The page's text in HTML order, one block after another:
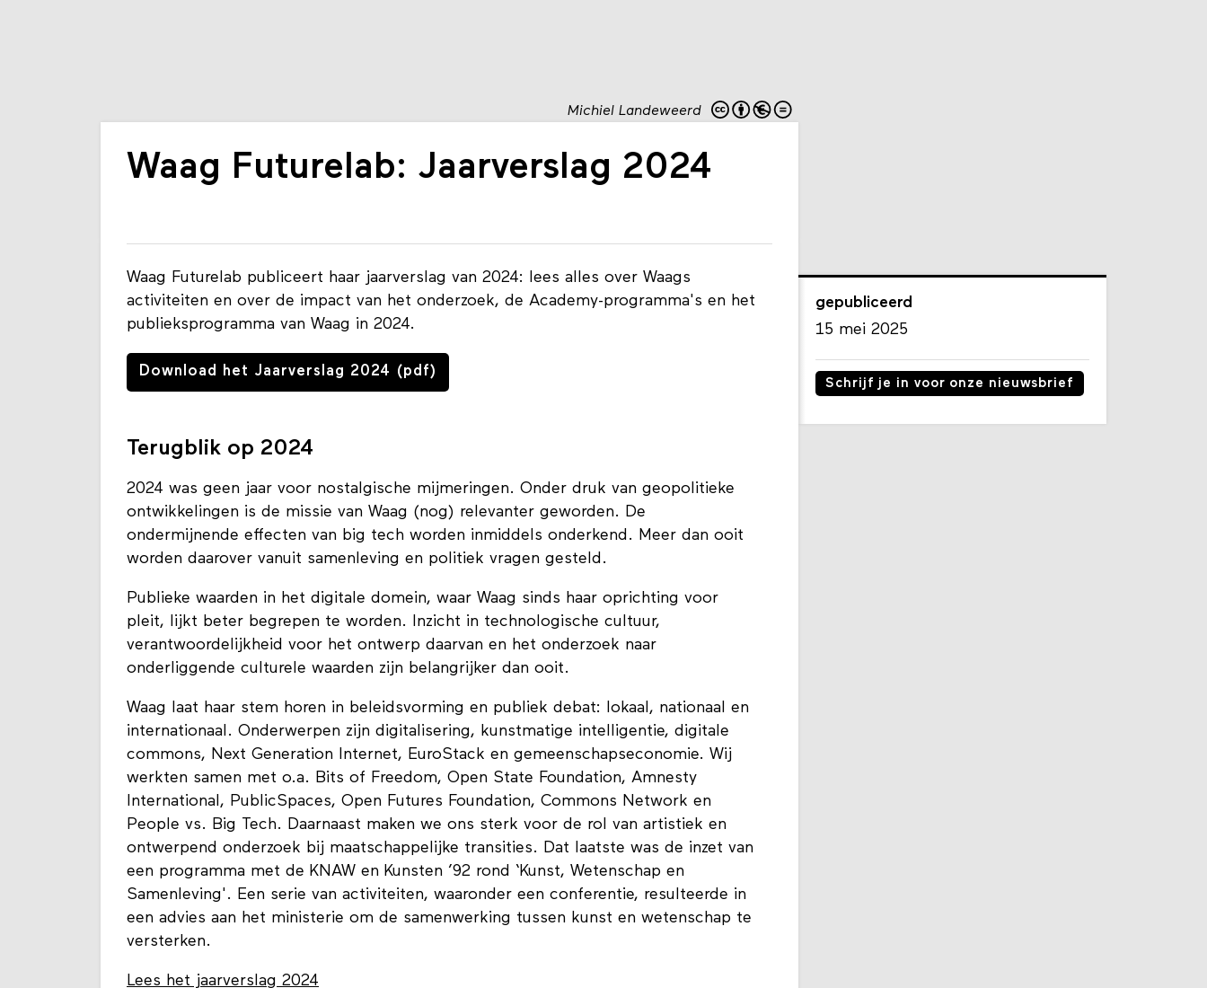
Michiel Landeweerd
Waag Futurelab: Jaarverslag 2024
Waag Futurelab publiceert haar jaarverslag van 2024: lees alles over Waags
activiteiten en over de impact van het onderzoek, de Academy-programma's en het
publieksprogramma van Waag in 2024.
Download het Jaarverslag 2024 (pdf)
Terugblik op 2024
2024 was geen jaar voor nostalgische mijmeringen. Onder druk van geopolitieke
ontwikkelingen is de missie van Waag (nog) relevanter geworden. De
ondermijnende effecten van big tech worden inmiddels onderkend. Meer dan ooit
worden daarover vanuit samenleving en politiek vragen gesteld.
Publieke waarden in het digitale domein, waar Waag sinds haar oprichting voor
pleit, lijkt beter begrepen te worden. Inzicht in technologische cultuur,
verantwoordelijkheid voor het ontwerp daarvan en het onderzoek naar
onderliggende culturele waarden zijn belangrijker dan ooit.
Waag laat haar stem horen in beleidsvorming en publiek debat: lokaal, nationaal en
internationaal. Onderwerpen zijn digitalisering, kunstmatige intelligentie, digitale
commons, Next Generation Internet, EuroStack en gemeenschapseconomie. Wij
werkten samen met o.a. Bits of Freedom, Open State Foundation, Amnesty
International, PublicSpaces, Open Futures Foundation, Commons Network en
People vs. Big Tech. Daarnaast maken we ons sterk voor de rol van artistiek en
ontwerpend onderzoek bij maatschappelijke transities. Dat laatste was de inzet van
een programma met de KNAW en Kunsten ’92 rond ‘Kunst, Wetenschap en
Samenleving'. Een serie van activiteiten, waaronder een conferentie, resulteerde in
een advies aan het ministerie om de samenwerking tussen kunst en wetenschap te
versterken.
Lees het jaarverslag 2024
gepubliceerd
15 mei 2025
Schrijf je in voor onze nieuwsbrief